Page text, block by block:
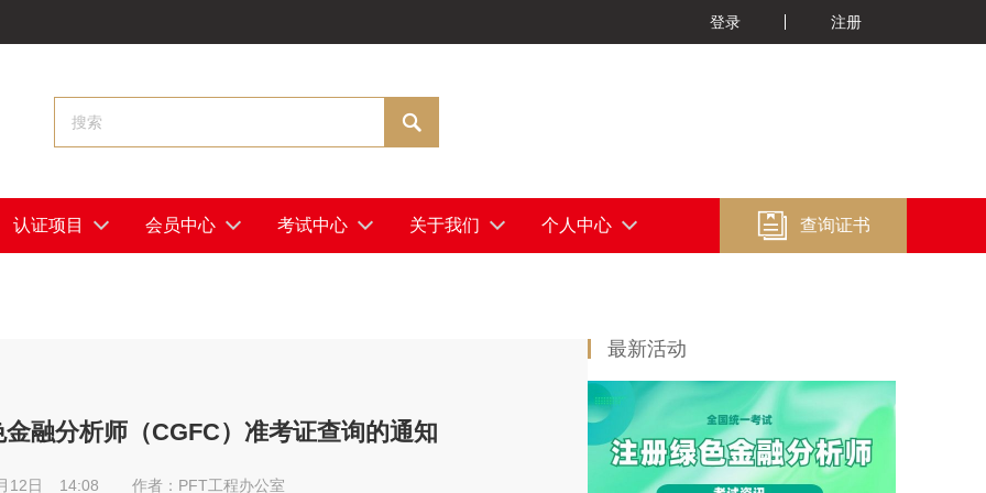
登录 注册

认证项目 会员中心 考试中心 关于我们 个人中心  查询证书
最新活动
融分析师（CGFC）准考证查询的通知
12日 14:08 作者：PFT工程办公室